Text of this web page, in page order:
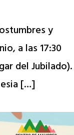
y
a las 17:30
del Jubilado).
[…]